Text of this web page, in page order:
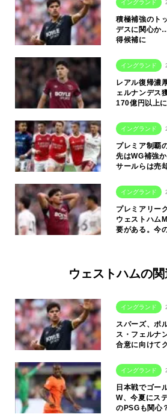
イングランド
積極補強のト
デスに関心か
得候補に
イングランド
レアル復帰濃
ェルナンデス
170億円以上
イングランド
プレミア制覇
先はWG補強
サールらは売
イングランド
プレミアリー
ウェストハム
要がある。今
ウェストハムの
イングランド
スパーズ、ポ
ス・フェルナ
合意に向けて
イングランド
日本戦でゴー
W、今夏にス
のPSGも関心